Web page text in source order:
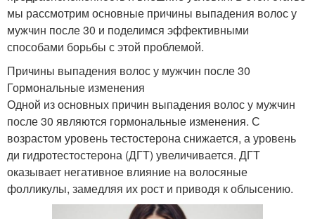
мы рассмотрим основные причины выпадения волос у
мужчин после 30 и поделимся эффективными
способами борьбы с этой проблемой.
Причины выпадения волос у мужчин после 30
Гормональные изменения
Одной из основных причин выпадения волос у мужчин
после 30 являются гормональные изменения. С
возрастом уровень тестостерона снижается, а уровень
ди гидротестостерона (ДГТ) увеличивается. ДГТ
оказывает негативное влияние на волосяные
фолликулы, замедляя их рост и приводя к облысению.